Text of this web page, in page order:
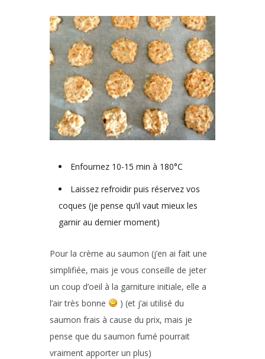
Enfournez 10-15 min à 180°C
Laissez refroidir puis réservez vos
coques (je pense qu’il vaut mieux les
garnir au dernier moment)
Pour la crème au saumon (j’en ai fait une
simplifiée, mais je vous conseille de jeter
un coup d’oeil à la garniture initiale, elle a
l’air très bonne
) (et j’ai utilisé du
saumon frais à cause du prix, mais je
pense que du saumon fumé pourrait
vraiment apporter un plus)